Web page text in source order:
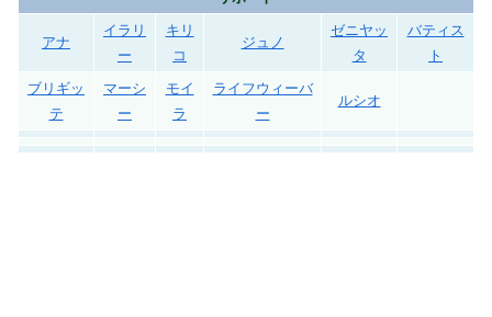
アナ
イラリ
ー
キリ
コ
ジュノ
ゼニヤッ
タ
バティス
ト
ブリギッ
テ
マーシ
ー
モイ
ラ
ライフウィーバ
ー
ルシオ